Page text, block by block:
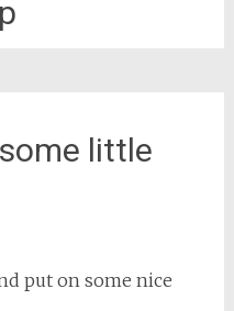
little
put on some nice